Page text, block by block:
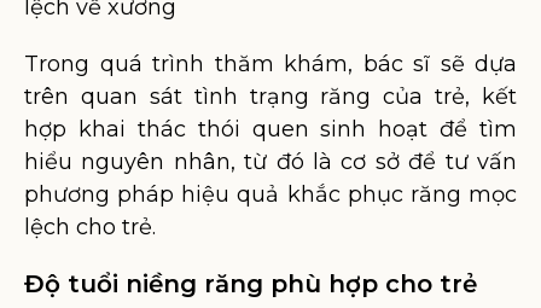
Trong quá trình thăm khám, bác sĩ sẽ dựa
trên quan sát tình trạng răng của trẻ, kết
hợp khai thác thói quen sinh hoạt để tìm
hiểu nguyên nhân, từ đó là cơ sở để tư vấn
phương pháp hiệu quả khắc phục răng mọc
lệch cho trẻ.
Độ tuổi niềng răng phù hợp cho trẻ